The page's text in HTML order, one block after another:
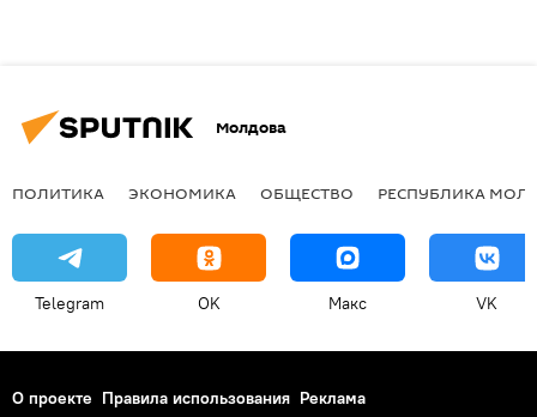
Молдова
ПОЛИТИКА ЭКОНОМИКА ОБЩЕСТВО РЕСПУБЛИКА
Telegram OK Макс VK
О проекте Правила использования Реклама